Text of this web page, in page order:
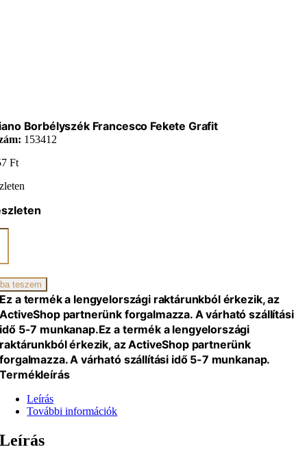
Borbélyszék Francesco Fekete Grafit
153412
Ft
teszem
Ez a termék a lengyelországi raktárunkból érkezik, az
ActiveShop partnerünk forgalmazza. A várható szállítási
idő 5-7 munkanap.Ez a termék a lengyelországi
raktárunkból érkezik, az ActiveShop partnerünk
forgalmazza. A várható szállítási idő 5-7 munkanap.
Termékleírás
Leírás
További információk
Leírás